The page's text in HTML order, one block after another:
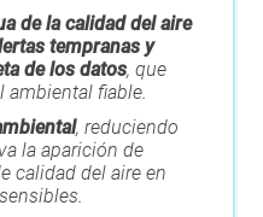
de la calidad del aire
tempranas y
de los datos, que
fiable.
, reduciendo
la aparición de
calidad del aire en